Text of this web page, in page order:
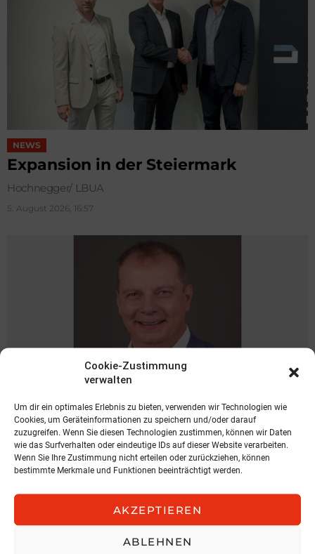
Cookie-Zustimmung
verwalten
Um dir ein optimales Erlebnis zu bieten, verwenden wir Technologien wie
Cookies, um Geräteinformationen zu speichern und/oder darauf
zuzugreifen. Wenn Sie diesen Technologien zustimmen, können wir Daten
wie das Surfverhalten oder eindeutige IDs auf dieser Website verarbeiten.
Wenn Sie Ihre Zustimmung nicht erteilen oder zurückziehen, können
bestimmte Merkmale und Funktionen beeinträchtigt werden.
AKZEPTIEREN
ABLEHNEN
NEWS
Expansion in der Steiermark
Hochnegger/ LBUA
5. August 2026, 16:57
NEWS
Spari geht zu KOBAN
KOBAN SÜDVERS